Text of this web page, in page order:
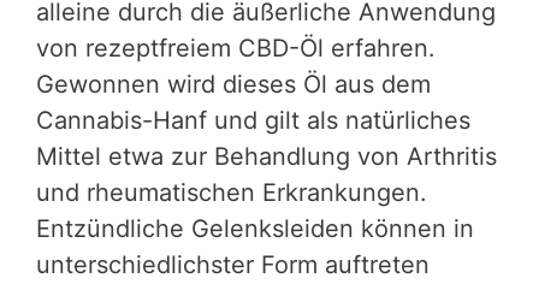
alleine durch die äußerliche Anwendung
von rezeptfreiem CBD-Öl erfahren.
Gewonnen wird dieses Öl aus dem
Cannabis-Hanf und gilt als natürliches
Mittel etwa zur Behandlung von Arthritis
und rheumatischen Erkrankungen.
Entzündliche Gelenksleiden können in
unterschiedlichster Form auftreten